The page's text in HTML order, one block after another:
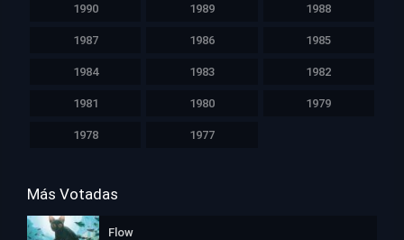
1990 1989 1988
1987 1986 1985
1984 1983 1982
1981 1980 1979
1978 1977
Más Votadas
Flow